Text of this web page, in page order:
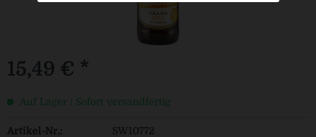
15,49 € *
Auf Lager / Sofort versandfertig
Artikel-Nr.:
SW10772